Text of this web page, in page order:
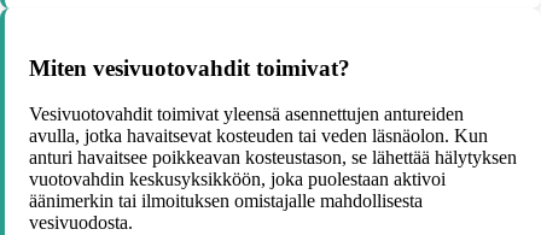
Miten vesivuotovahdit toimivat?
Vesivuotovahdit toimivat yleensä asennettujen antureiden
avulla, jotka havaitsevat kosteuden tai veden läsnäolon. Kun
anturi havaitsee poikkeavan kosteustason, se lähettää hälytyksen
vuotovahdin keskusyksikköön, joka puolestaan aktivoi
äänimerkin tai ilmoituksen omistajalle mahdollisesta
vesivuodosta.